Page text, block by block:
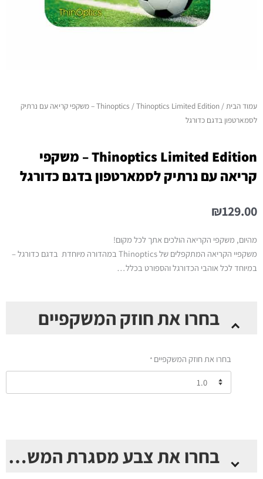
עמוד הבית/
Thinoptics/ Thinoptics Limited Edition – משקפי קריאה עם נרתיק
לסמארטפון בדגם כדורגל
Thinoptics Limited Edition – משקפי
קריאה עם נרתיק לסמארטפון בדגם כדורגל
₪129.00
מהיום, משקפי הקריאה הולכים אתך לכל מקום!
משקפיי הקריאה המתקפלים של Thinoptics במהדורה מיוחדת בדגם כדורגל –
במיוחד לכל אוהבי הכדורגל והספורט בכלל…
בחרו את חוזק המשקפיים
בחרו את חוזק המשקפיים *
בחרו את צבע מסגרת המשקפיים